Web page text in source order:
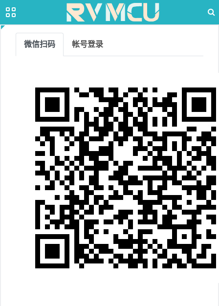
微信扫码 帐号登录